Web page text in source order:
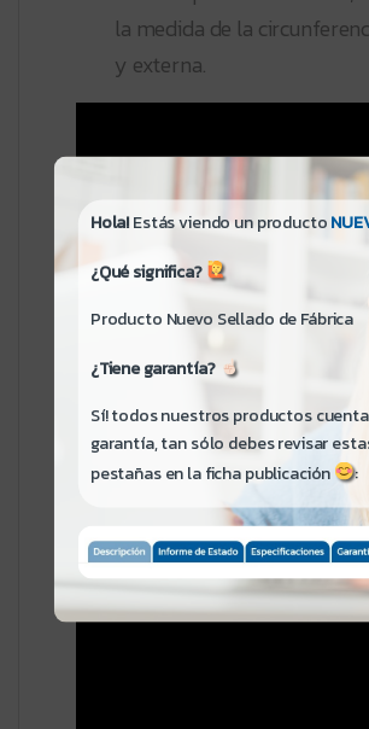
la medida de la
y externa.
Hola!Estás viendo un producto
¿Qué significa?
Producto Nuevo Sellado de Fábrica
¿Tiene garantía?
Sí! todos nuestros productos
garantía, tan sólo debes revisar
pestañas en la ficha publicación
: